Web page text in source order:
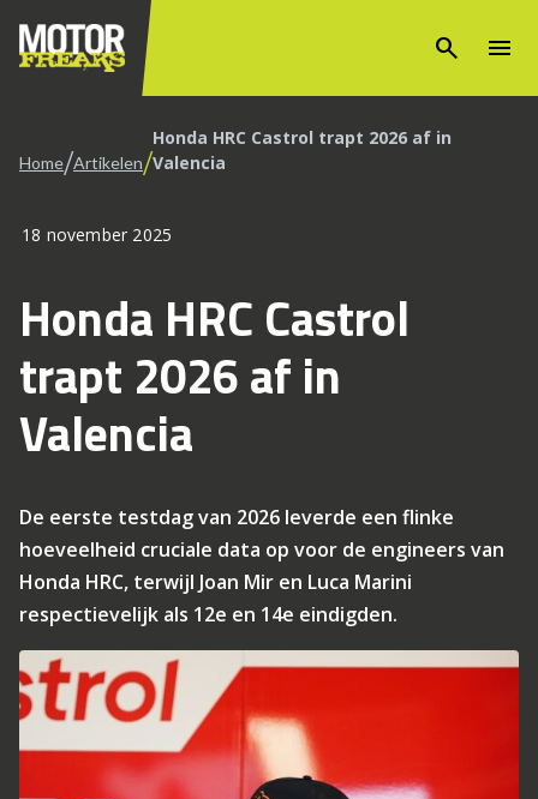
search menu
Home/Artikelen/Honda HRC Castrol trapt 2026 af in
Valencia
18 november 2025
Honda HRC Castrol
trapt 2026 af in
Valencia
De eerste testdag van 2026 leverde een flinke
hoeveelheid cruciale data op voor de engineers van
Honda HRC, terwijl Joan Mir en Luca Marini
respectievelijk als 12e en 14e eindigden.